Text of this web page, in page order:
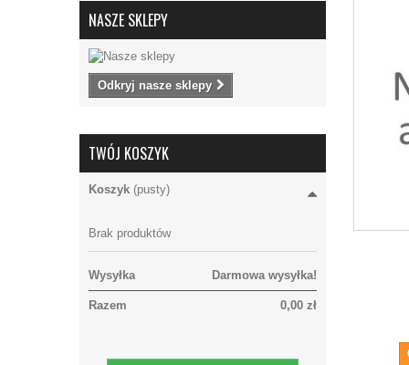
NASZE SKLEPY
Odkryj nasze sklepy
TWÓJ KOSZYK
Koszyk (pusty)
Brak produktów
Darmowa wysyłka!
Wysyłka
0,00 zł
Razem